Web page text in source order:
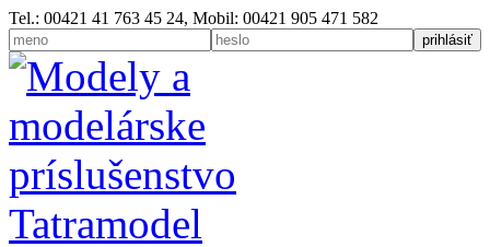
Tel.: 00421 41 763 45 24, Mobil: 00421 905 471 582